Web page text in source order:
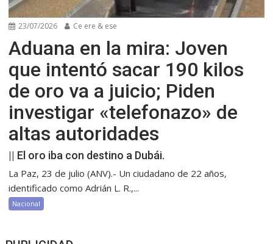
23/07/2026 Ce ere & ese
Aduana en la mira: Joven
que intentó sacar 190 kilos
de oro va a juicio; Piden
investigar «telefonazo» de
altas autoridades
|| El oro iba con destino a Dubái.
La Paz, 23 de julio (ANV).- Un ciudadano de 22 años,
identificado como Adrián L. R.,...
Nacional